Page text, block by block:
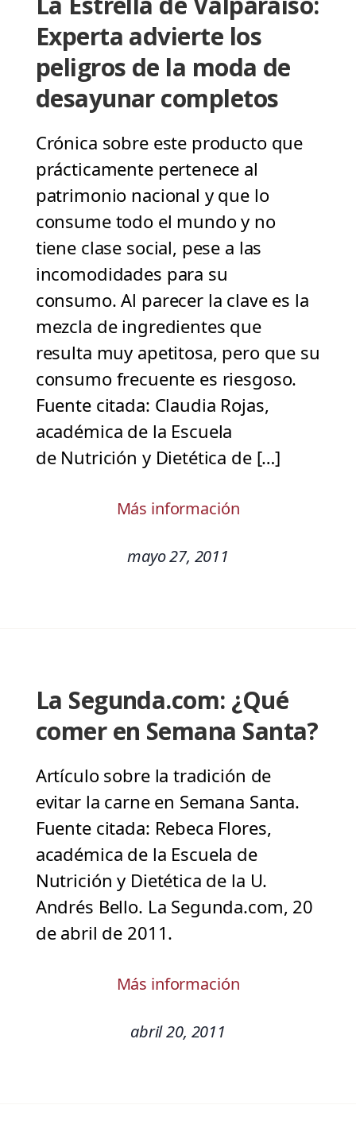
Experta advierte los
peligros de la moda de
desayunar completos
Crónica sobre este producto que
prácticamente pertenece al
patrimonio nacional y que lo
consume todo el mundo y no
tiene clase social, pese a las
incomodidades para su
consumo. Al parecer la clave es la
mezcla de ingredientes que
resulta muy apetitosa, pero que su
consumo frecuente es riesgoso.
Fuente citada: Claudia Rojas,
académica de la Escuela
de Nutrición y Dietética de […]
Más información
mayo 27, 2011
La Segunda.com: ¿Qué
comer en Semana Santa?
Artículo sobre la tradición de
evitar la carne en Semana Santa.
Fuente citada: Rebeca Flores,
académica de la Escuela de
Nutrición y Dietética de la U.
Andrés Bello. La Segunda.com, 20
de abril de 2011.
Más información
abril 20, 2011